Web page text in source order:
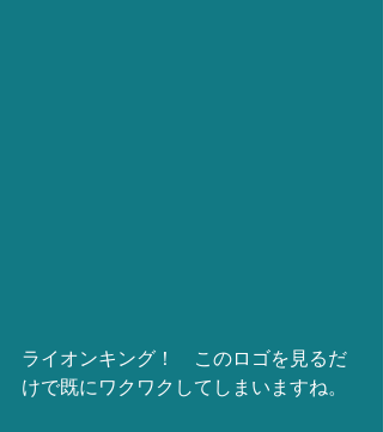
ライオンキング！　このロゴを見るだ
けで既にワクワクしてしまいますね。